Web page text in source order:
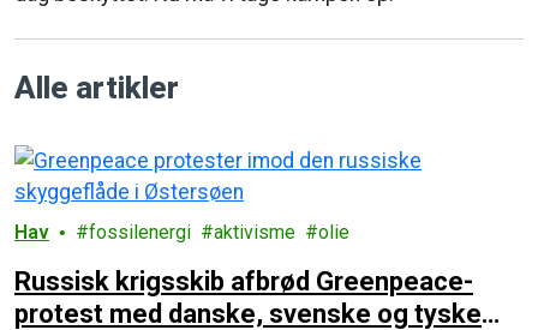
Alle artikler
Hav fossilenergi aktivisme olie
Russisk krigsskib afbrød Greenpeace-
protest med danske, svenske og tyske